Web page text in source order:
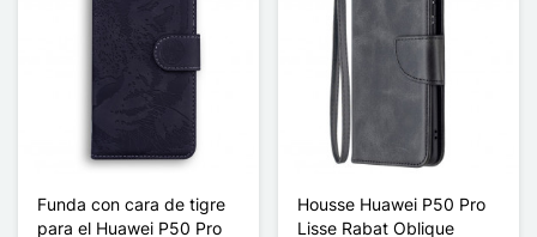
Funda con cara de tigre
para el Huawei P50 Pro
Housse Huawei P50 Pro
Lisse Rabat Oblique